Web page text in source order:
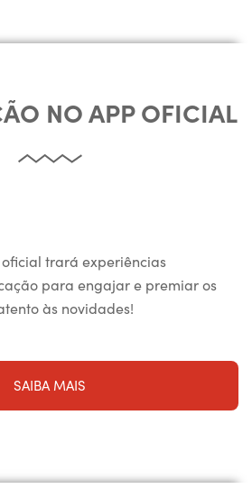
NO APP OFICIAL
trará experiências
para engajar e premiar os
às novidades!
SAIBA MAIS